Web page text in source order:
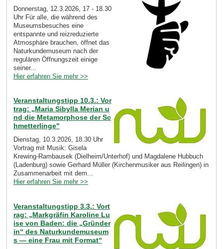
Donnerstag, 12.3.2026, 17 - 18.30
Uhr Für alle, die während des
Museumsbesuches eine
entspannte und reizreduzierte
Atmosphäre brauchen, öffnet das
Naturkundemuseum nach der
regulären Öffnungszeit einige
seiner...
Hier erfahren Sie mehr >>
Veranstaltungstipp 10.3.: Vor
trag: „Maria Sibylla Merian u
nd die Metamorphose der Sc
hmetterlinge"
Dienstag, 10.3.2026, 18.30 Uhr
Vortrag mit Musik: Gisela
Krewing-Rambausek (Dielheim/Unterhof) und Magdalene Hubbuch
(Ladenburg) sowie Gerhard Müller (Kirchenmusiker aus Reilingen) in
Zusammenarbeit mit dem...
Hier erfahren Sie mehr >>
Veranstaltungstipp 3.3.: Vort
rag: „Markgräfin Karoline Lu
ise von Baden: die „Gründer
in“ des Naturkundemuseum
s — eine Frau mit Format“